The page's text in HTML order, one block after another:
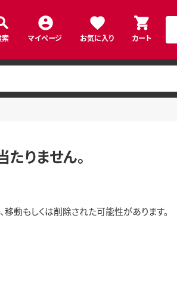
索 マイページ お気に入り カート
りません。
動もしくは削除された可能性があります。